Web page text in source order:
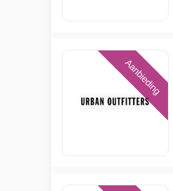
Aanbieding